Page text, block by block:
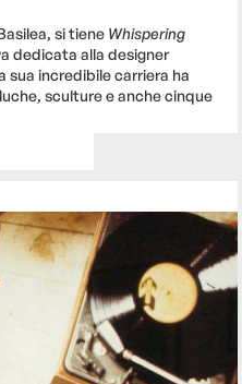
si tiene Whispering
dedicata alla designer
sua incredibile carriera ha
sculture e anche cinque